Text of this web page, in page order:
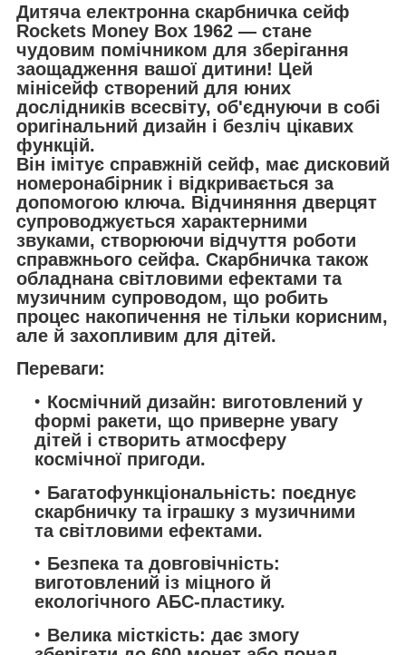
Дитяча електронна скарбничка сейф
Rockets Money Box 1962 — стане
чудовим помічником для зберігання
заощадження вашої дитини! Цей
мінісейф створений для юних
дослідників всесвіту, об'єднуючи в собі
оригінальний дизайн і безліч цікавих
функцій.
Він імітує справжній сейф, має дисковий
номеронабірник і відкривається за
допомогою ключа. Відчиняння дверцят
супроводжується характерними
звуками, створюючи відчуття роботи
справжнього сейфа. Скарбничка також
обладнана світловими ефектами та
музичним супроводом, що робить
процес накопичення не тільки корисним,
але й захопливим для дітей.
Переваги:
Космічний дизайн: виготовлений у
формі ракети, що приверне увагу
дітей і створить атмосферу
космічної пригоди.
Багатофункціональність: поєднує
скарбничку та іграшку з музичними
та світловими ефектами.
Безпека та довговічність:
виготовлений із міцного й
екологічного АБС-пластику.
Велика місткість: дає змогу